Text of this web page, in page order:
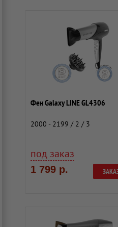
Фен Galaxy LINE GL4306
2000 - 2199 / 2 / 3
под заказ
1 799 р.